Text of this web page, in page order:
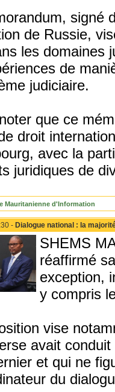
signé
de Russie,
les domaines
de
judiciaire.
que ce
droit
avec la
juridiques de
Mauritanienne d'Information
- Dialogue national : la
SHEMS
réaffirmé
exception,
y compris
vise
avait
et qui ne
du